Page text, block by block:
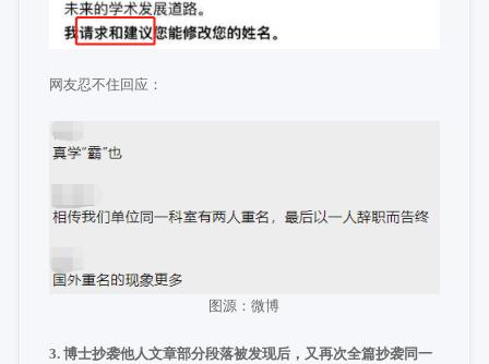
网友忍不住回应：
图源：微博
3. 博士抄袭他人文章部分段落被发现后，又再次全篇抄袭同一